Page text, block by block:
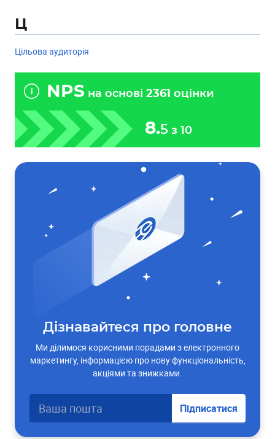
Ц
Цільова аудиторія
NPS на основі 2361 оцінки
8.5 з 10
Дізнавайтеся про головне
Ми ділимося корисними порадами з електронного
маркетингу, інформацією про нову функціональність,
акціями та знижками.
Підписатися